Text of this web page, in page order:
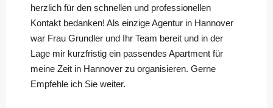
herzlich für den schnellen und professionellen
Kontakt bedanken! Als einzige Agentur in Hannover
war Frau Grundler und Ihr Team bereit und in der
Lage mir kurzfristig ein passendes Apartment für
meine Zeit in Hannover zu organisieren. Gerne
Empfehle ich Sie weiter.